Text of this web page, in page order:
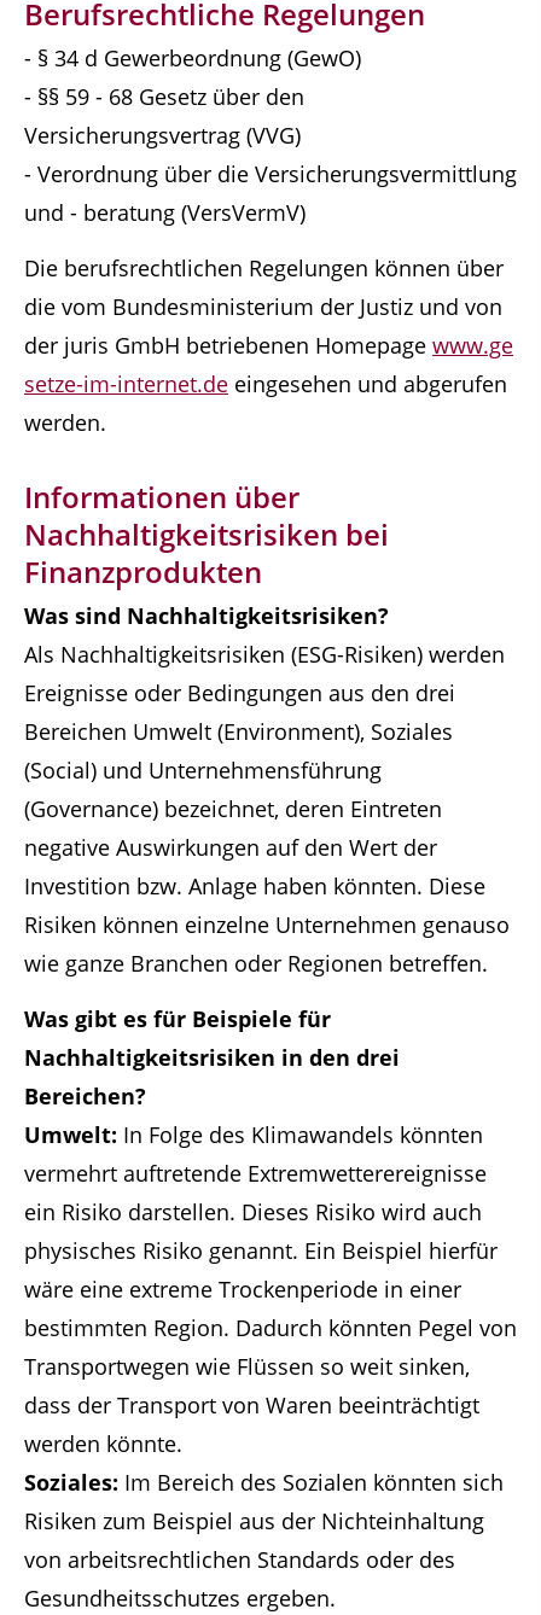
Berufsrechtliche Regelungen
- § 34 d Gewerbeordnung (GewO)
- §§ 59 - 68 Gesetz über den
Versicherungsvertrag (VVG)
- Verordnung über die Versicherungsvermittlung
und - beratung (VersVermV)
Die berufsrechtlichen Regelungen können über
die vom Bundesministerium der Justiz und von
der juris GmbH betriebenen Homepage www.ge
setze-im-internet.de eingesehen und abgerufen
werden.
Informationen über
Nachhaltigkeitsrisiken bei
Finanzprodukten
Was sind Nachhaltigkeitsrisiken?
Als Nachhaltigkeitsrisiken (ESG-Risiken) werden
Ereignisse oder Bedingungen aus den drei
Bereichen Umwelt (Environment), Soziales
(Social) und Unternehmensführung
(Governance) bezeichnet, deren Eintreten
negative Auswirkungen auf den Wert der
Investition bzw. Anlage haben könnten. Diese
Risiken können einzelne Unternehmen genauso
wie ganze Branchen oder Regionen betreffen.
Was gibt es für Beispiele für
Nachhaltigkeitsrisiken in den drei
Bereichen?
Umwelt: In Folge des Klimawandels könnten
vermehrt auftretende Extremwetterereignisse
ein Risiko darstellen. Dieses Risiko wird auch
physisches Risiko genannt. Ein Beispiel hierfür
wäre eine extreme Trockenperiode in einer
bestimmten Region. Dadurch könnten Pegel von
Transportwegen wie Flüssen so weit sinken,
dass der Transport von Waren beeinträchtigt
werden könnte.
Soziales: Im Bereich des Sozialen könnten sich
Risiken zum Beispiel aus der Nichteinhaltung
von arbeitsrechtlichen Standards oder des
Gesundheitsschutzes ergeben.